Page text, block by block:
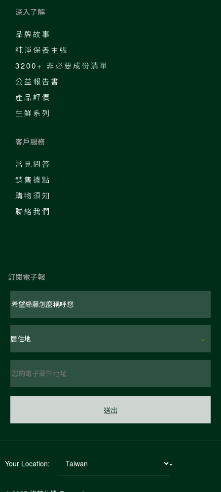
深入了解
品牌故事
純淨保養主張
3200+ 非必要成份清單
公益報告書
產品評價
生鮮系列
客戶服務
常見問答
銷售據點
購物須知
聯絡我們
訂閱電子報
Your Location: